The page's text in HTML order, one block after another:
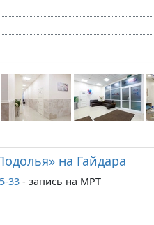
на Гайдара
33 - запись на МРТ